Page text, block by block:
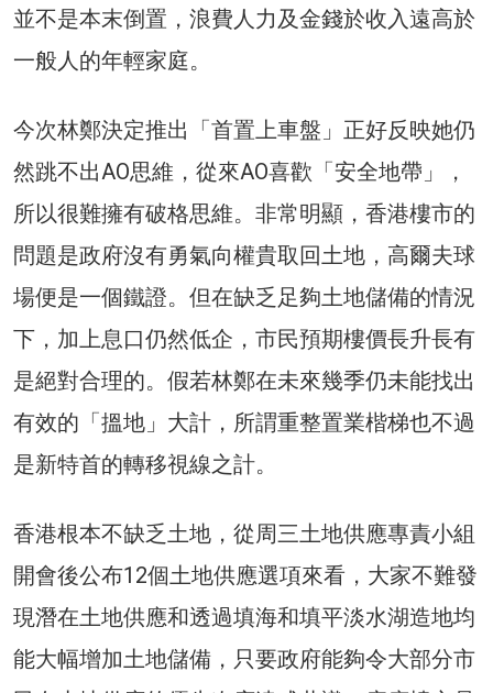
並不是本末倒置，浪費人力及金錢於收入遠高於
一般人的年輕家庭。
今次林鄭決定推出「首置上車盤」正好反映她仍
然跳不出AO思維，從來AO喜歡「安全地帶」，
所以很難擁有破格思維。非常明顯，香港樓市的
問題是政府沒有勇氣向權貴取回土地，高爾夫球
場便是一個鐵證。但在缺乏足夠土地儲備的情況
下，加上息口仍然低企，市民預期樓價長升長有
是絕對合理的。假若林鄭在未來幾季仍未能找出
有效的「搵地」大計，所謂重整置業楷梯也不過
是新特首的轉移視線之計。
香港根本不缺乏土地，從周三土地供應專責小組
開會後公布12個土地供應選項來看，大家不難發
現潛在土地供應和透過填海和填平淡水湖造地均
能大幅增加土地儲備，只要政府能夠令大部分市